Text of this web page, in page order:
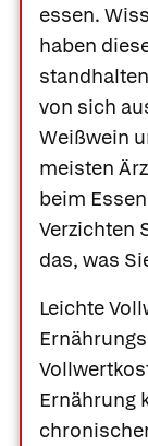
essen.
haben
von sich
Weißwein
meisten
beim
Verzichten
das, was
Leichte
Ernährung